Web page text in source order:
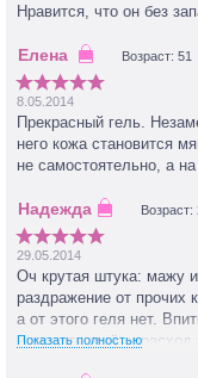
Нравится, что он без
Возраст: 51
8.05.2014
Прекрасный гель.
него кожа становится
не самостоятельно, а
Возраст:
29.05.2014
Оч крутая штука: мажу
раздражение от прочих
а от этого геля нет.
намазать ещё, и расход
Показать полностью